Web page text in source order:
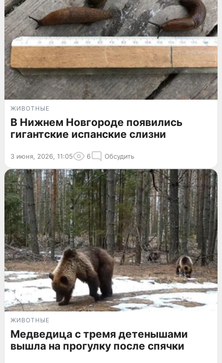
ЖИВОТНЫЕ
В Нижнем Новгороде появились
гигантские испанские слизни
3 июня, 2026, 11:05 6 Обсудить
ЖИВОТНЫЕ
Медведица с тремя детенышами
вышла на прогулку после спячки